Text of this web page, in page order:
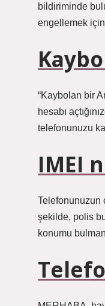
bildiriminde
engellemek
“Kaybolan bir
hesabı
telefonunuzu
IMEI
Telefonunuzun
şekilde, polis
konumu